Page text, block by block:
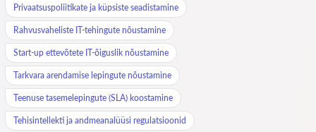
Privaatsuspoliitikate ja küpsiste seadistamine
Rahvusvaheliste IT-tehingute nõustamine
Start-up ettevõtete IT-õiguslik nõustamine
Tarkvara arendamise lepingute nõustamine
Teenuse tasemelepingute (SLA) koostamine
Tehisintellekti ja andmeanalüüsi regulatsioonid